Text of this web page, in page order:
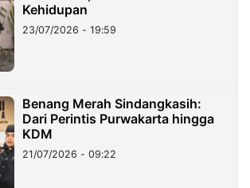
Kehidupan
23/07/2026 - 19:59
Benang Merah Sindangkasih:
Dari Perintis Purwakarta hingga
KDM
21/07/2026 - 09:22